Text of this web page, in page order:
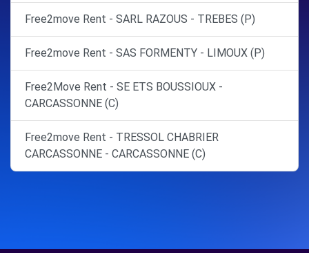
Free2move Rent - SARL RAZOUS - TREBES (P)
Free2move Rent - SAS FORMENTY - LIMOUX (P)
Free2Move Rent - SE ETS BOUSSIOUX -
CARCASSONNE (C)
Free2move Rent - TRESSOL CHABRIER
CARCASSONNE - CARCASSONNE (C)